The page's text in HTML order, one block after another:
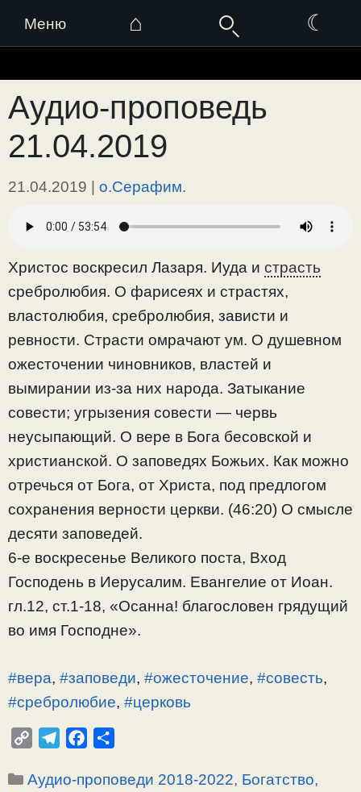
Меню ⌂ ☾
к
содержимому
Аудио-проповедь
21.04.2019
21.04.2019 | о.Серафим.
Христос воскресил Лазаря. Иуда и страсть
сребролюбия. О фарисеях и страстях,
властолюбия, сребролюбия, зависти и
ревности. Страсти омрачают ум. О душевном
ожесточении чиновников, властей и
вымирании из-за них народа. Затыкание
совести; угрызения совести — червь
неусыпающий. О вере в Бога бесовской и
христианской. О заповедях Божьих. Как можно
отречься от Бога, от Христа, под предлогом
сохранения верности церкви. (46:20) О смысле
десяти заповедей.
6-е воскресенье Великого поста, Вход
Господень в Иерусалим. Евангелие от Иоан.
гл.12, ст.1-18, «Осанна! благословен грядущий
во имя Господне».
#вера, #заповеди, #ожесточение, #совесть,
#сребролюбие, #церковь
p
l
c
п
Рубрики
Аудио-проповеди 2018-2022, Богатство,